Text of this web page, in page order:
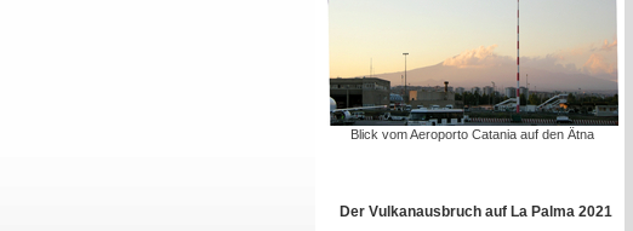
Blick vom Aeroporto Catania auf den Ätna
Der Vulkanausbruch auf La Palma 2021